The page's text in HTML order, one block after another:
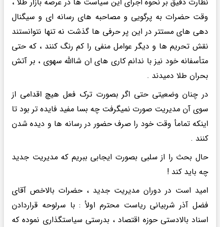
وقت حضرات به پرگویی و مصاحبه های رسانه ای و سیگنال
دهی های مستتر در این پر حرفی ها گذشت نه تنها نتوانستند
نقش تحریم ها و دیگر عوامل منفی را کم رنگ کنند ، که حتی
متأسفانه خود نیز با ندانم کاری های ان شاالله سهوی ، بر آتش
بحران طلا دمیدند .
در چنان وضعیتی حتی اگر بصورت ترک فعل هیچ اقدامی از
سوی آن مدیریت صورت نمیگرفت چه بسا مفید فایده تر بود تا
اینکه تمامأ وقت خود را صرف حضور در رسانه ها و دیده شدن
کنند .
حال بحث را از سلبی بصورت ایجابی ببریم که مدیریت جدید
چه باید کند !
امید است در دوران مدیریت جدید ، حضرات بالاخص آقای
فضل آذر شربیانی ریاست محترم اولأ : با سرلوحه قراردادن
اسناد بالادستی حوزه اقتصاد ، بدرستی سیاستگذاری نموده که